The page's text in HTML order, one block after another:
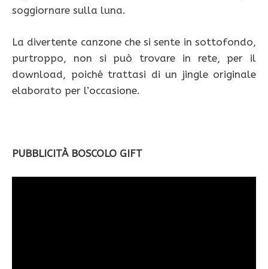
soggiornare sulla luna.
La divertente canzone che si sente in sottofondo,
purtroppo, non si può trovare in rete, per il
download, poiché trattasi di un jingle originale
elaborato per l’occasione.
PUBBLICITÀ BOSCOLO GIFT